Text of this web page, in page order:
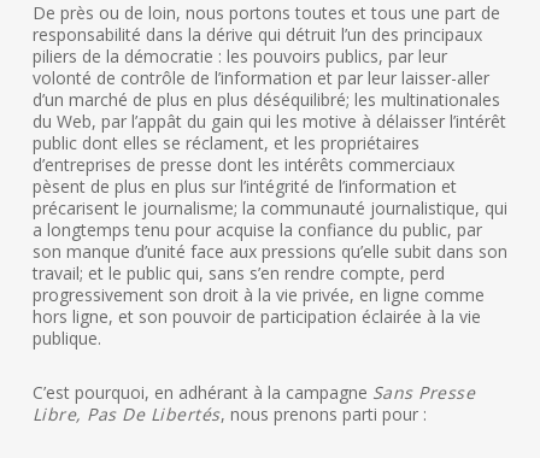
De près ou de loin, nous portons toutes et tous une part de
responsabilité dans la dérive qui détruit l’un des principaux
piliers de la démocratie : les pouvoirs publics, par leur
volonté de contrôle de l’information et par leur laisser-aller
d’un marché de plus en plus déséquilibré; les multinationales
du Web, par l’appât du gain qui les motive à délaisser l’intérêt
public dont elles se réclament, et les propriétaires
d’entreprises de presse dont les intérêts commerciaux
pèsent de plus en plus sur l’intégrité de l’information et
précarisent le journalisme; la communauté journalistique, qui
a longtemps tenu pour acquise la confiance du public, par
son manque d’unité face aux pressions qu’elle subit dans son
travail; et le public qui, sans s’en rendre compte, perd
progressivement son droit à la vie privée, en ligne comme
hors ligne, et son pouvoir de participation éclairée à la vie
publique.
C’est pourquoi, en adhérant à la campagne Sans Presse
Libre, Pas De Libertés, nous prenons parti pour :